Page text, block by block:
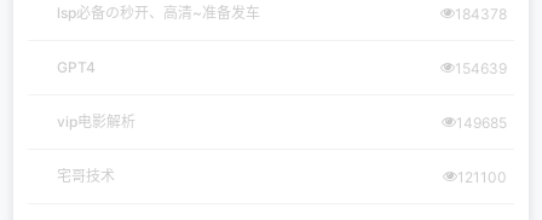
lsp必备の秒开、高清~准备发车 184378
GPT4 154639
vip电影解析 149685
宅哥技术 121100